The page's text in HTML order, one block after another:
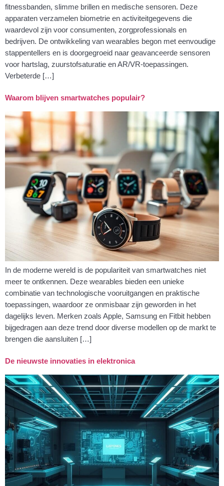
fitnessbanden, slimme brillen en medische sensoren. Deze
apparaten verzamelen biometrie en activiteitgegevens die
waardevol zijn voor consumenten, zorgprofessionals en
bedrijven. De ontwikkeling van wearables begon met eenvoudige
stappentellers en is doorgegroeid naar geavanceerde sensoren
voor hartslag, zuurstofsaturatie en AR/VR-toepassingen.
Verbeterde […]
Waarom blijven smartwatches populair?
In de moderne wereld is de populariteit van smartwatches niet
meer te ontkennen. Deze wearables bieden een unieke
combinatie van technologische vooruitgangen en praktische
toepassingen, waardoor ze onmisbaar zijn geworden in het
dagelijks leven. Merken zoals Apple, Samsung en Fitbit hebben
bijgedragen aan deze trend door diverse modellen op de markt te
brengen die aansluiten […]
De nieuwste innovaties in elektronica